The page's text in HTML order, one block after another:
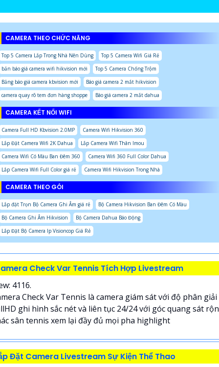
CAMERA THEO CHỨC NĂNG
Top 5 Camera Lắp Trong Nhà Nên Dùng
Top 5 Camera Wifi Giá Rẻ
bản báo giá camera wifi hikvision mới
Top 5 Camera Chống Trộm
Bảng báo giá camera kbvision mới
Báo giá camera 2 mắt hikvision
camera quay rõ tem đơn hàng shoppe
Báo giá camera 2 mắt dahua
CAMERA KẾT NỐI WIFI
Camera Full HD Kbvision 2.0MP
Camera Wifi Hikvision 360
Lắp Đặt Camera Wifi 2K Dahua
Lắp Camera Wifi Thân Imou
Camera Wifi Có Màu Ban Đêm 360
Camera Wifi 360 Full Color Dahua
Lắp Camera Wifi Full Color giá rẻ
Camera Wifi Hikvision Trong Nhà
CAMERA THEO GÓI
Lắp đặt Trọn Bộ Camera Ghi Âm giá rẻ
Bộ Camera Hikvision Ban Đêm Có Màu
Bộ Camera Ghi Âm Hikvision
Bộ Camera Dahua Báo Động
Lắp Đặt Bộ Camera Ip Visioncop Giá Rẻ
Check Var Tennis Tích Hợp Livestream
4116.
Check Var Tennis là camera giám sát với độ phân giải
ghi hình sắc nét và liên tục 24/24 với góc quang sát
sân tennis xem lại đầy đủ mọi pha highlight
Đặt Camera Livestream Sự Kiện Thể Thao